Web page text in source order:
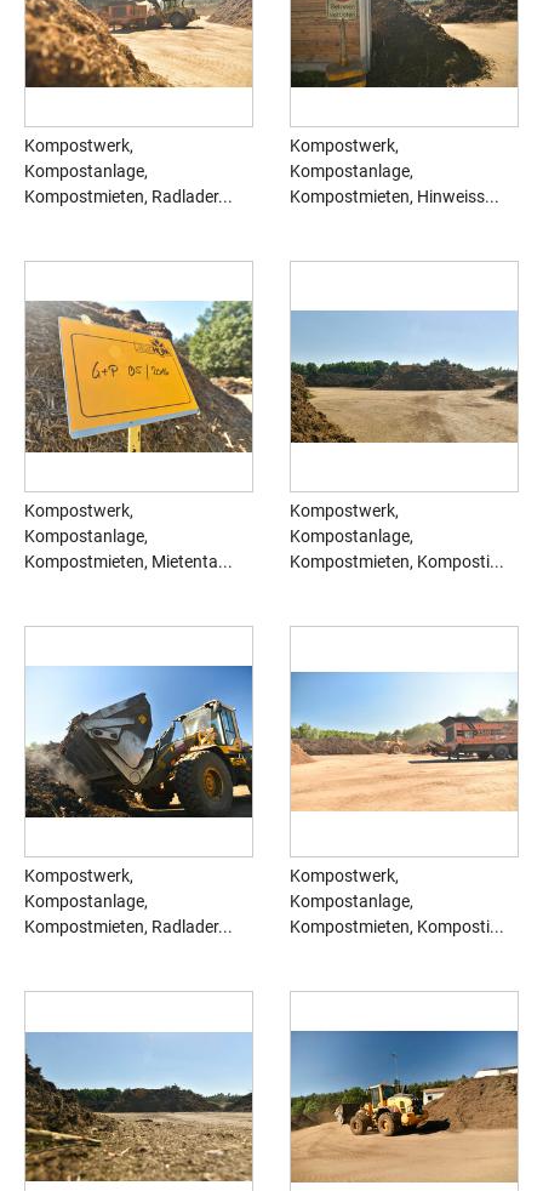
Kompostwerk,
Kompostanlage,
Kompostmieten, Radlader...
Kompostwerk,
Kompostanlage,
Kompostmieten, Hinweiss...
Kompostwerk,
Kompostanlage,
Kompostmieten, Mietenta...
Kompostwerk,
Kompostanlage,
Kompostmieten, Komposti...
Kompostwerk,
Kompostanlage,
Kompostmieten, Radlader...
Kompostwerk,
Kompostanlage,
Kompostmieten, Komposti...